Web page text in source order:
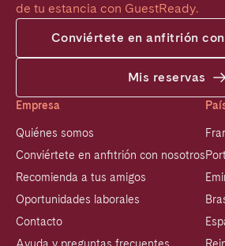
de tu estancia con GuestReady.
Conviértete en anfitrión
Mis reservas
Empresa
Quiénes somos
Conviértete en anfitrión con nosotros
Recomienda a tus amigos
Oportunidades laborales
Contacto